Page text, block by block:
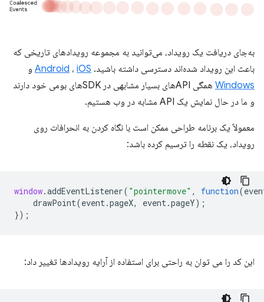
به‌جای دریافت یک رویداد، می‌توانید به مجموعه رویدادهای تاریخی که
باعث این رویداد شده‌اند دسترسی داشته باشید.
Android ، iOS
و
Windows
همگی APIهای بسیار مشابهی در SDKهای بومی خود دارند
و ما در حال نمایش یک API مشابه در وب هستیم.
معمولاً یک برنامه طراحی ممکن است با نگاه کردن به انحرافات روی
رویداد، یک نقطه را ترسیم کرده باشد:
window.addEventListener( "pointermove" , function(
drawPoint(event .pageX, event .pageY);
});
این کد را می توان به راحتی برای استفاده از آرایه رویدادها تغییر داد: